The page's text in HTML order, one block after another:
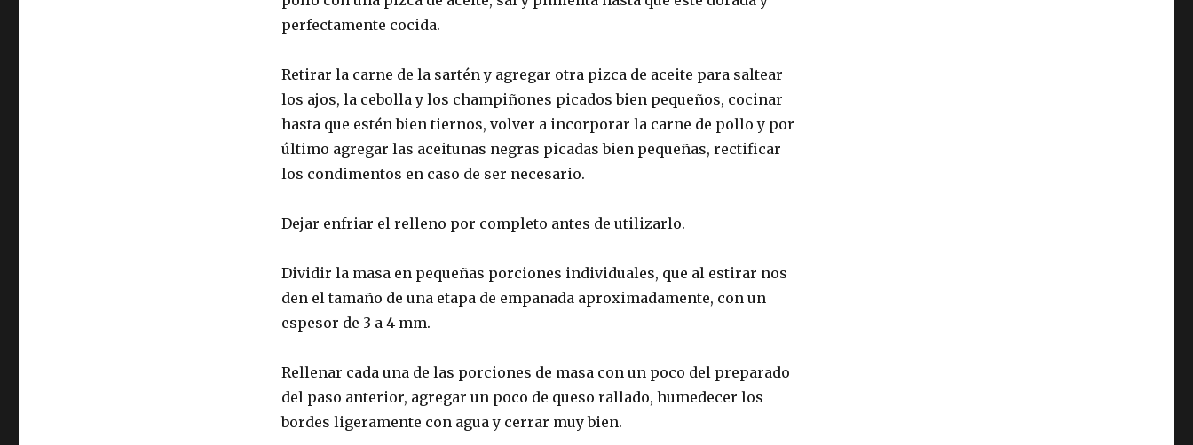
perfectamente cocida.
Retirar la carne de la sartén y agregar otra pizca de aceite para saltear
los ajos, la cebolla y los champiñones picados bien pequeños, cocinar
hasta que estén bien tiernos, volver a incorporar la carne de pollo y por
último agregar las aceitunas negras picadas bien pequeñas, rectificar
los condimentos en caso de ser necesario.
Dejar enfriar el relleno por completo antes de utilizarlo.
Dividir la masa en pequeñas porciones individuales, que al estirar nos
den el tamaño de una etapa de empanada aproximadamente, con un
espesor de 3 a 4 mm.
Rellenar cada una de las porciones de masa con un poco del preparado
del paso anterior, agregar un poco de queso rallado, humedecer los
bordes ligeramente con agua y cerrar muy bien.